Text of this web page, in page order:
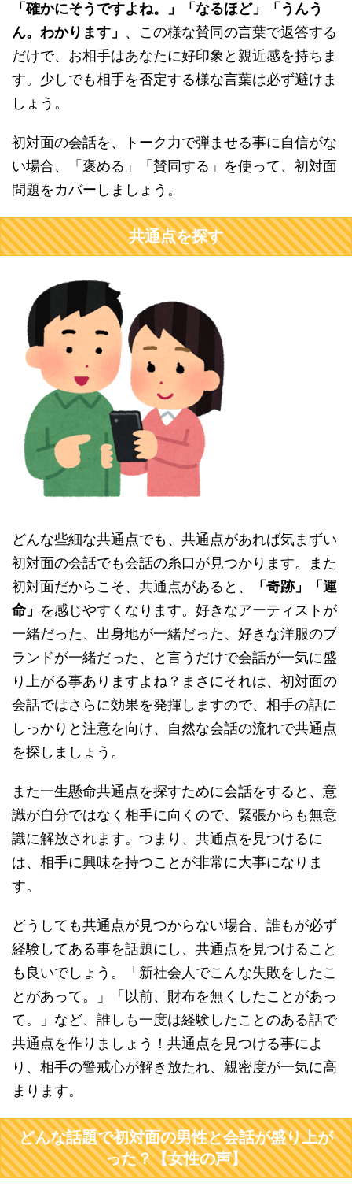
「確かにそうですよね。」「なるほど」「うんう
ん。わかります」 、この様な賛同の言葉で返答する
だけで、お相手はあなたに好印象と親近感を持ちま
す。少しでも相手を否定する様な言葉は必ず避けま
しょう。
初対面の会話を、トーク力で弾ませる事に自信がな
い場合、「褒める」「賛同する」を使って、初対面
問題をカバーしましょう。
共通点を探す
どんな些細な共通点でも、共通点があれば気まずい
初対面の会話でも会話の糸口が見つかります。また
初対面だからこそ、共通点があると、
「奇跡」「運
命」 を感じやすくなります。好きなアーティストが
一緒だった、出身地が一緒だった、好きな洋服のブ
ランドが一緒だった、と言うだけで会話が一気に盛
り上がる事ありますよね？まさにそれは、初対面の
会話ではさらに効果を発揮しますので、相手の話に
しっかりと注意を向け、自然な会話の流れで共通点
を探しましょう。
また一生懸命共通点を探すために会話をすると、意
識が自分ではなく相手に向くので、緊張からも無意
識に解放されます。つまり、共通点を見つけるに
は、相手に興味を持つことが非常に大事になりま
す。
どうしても共通点が見つからない場合、誰もが必ず
経験してある事を話題にし、共通点を見つけること
も良いでしょう。「新社会人でこんな失敗をしたこ
とがあって。」「以前、財布を無くしたことがあっ
て。」など、誰しも一度は経験したことのある話で
共通点を作りましょう！共通点を見つける事によ
り、相手の警戒心が解き放たれ、親密度が一気に高
まります。
どんな話題で初対面の男性と会話が盛り上が
った？【女性の声】